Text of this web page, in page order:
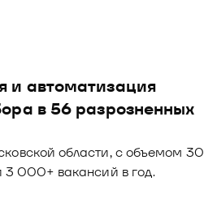
и автоматизация
в 56 разрозненных
области, с объемом 30
000+ вакансий в год.